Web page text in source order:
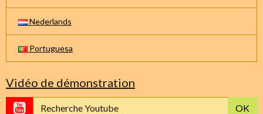
Nederlands
Portuguesa
Vidéo de démonstration
OK